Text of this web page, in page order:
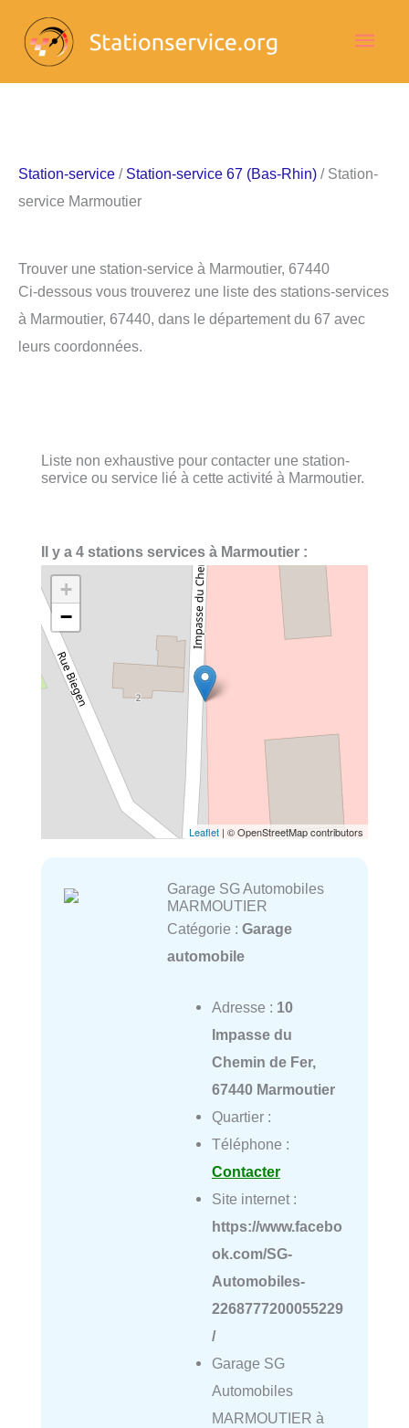
contenu
Station-service / Station-service 67 (Bas-Rhin) / Station-
service Marmoutier
Trouver une station-service à Marmoutier, 67440
Ci-dessous vous trouverez une liste des stations-services
à Marmoutier, 67440, dans le département du 67 avec
leurs coordonnées.
Liste non exhaustive pour contacter une station-
service ou service lié à cette activité à Marmoutier.
Il y a 4 stations services à Marmoutier :
+
−
Leaflet | © OpenStreetMap contributors
Garage SG Automobiles
MARMOUTIER
Catégorie : Garage
automobile
Adresse : 10
Impasse du
Chemin de Fer,
67440 Marmoutier
Quartier :
Téléphone :
Contacter
Site internet :
https://www.facebo
ok.com/SG-
Automobiles-
2268777200055229
/
Garage SG
Automobiles
MARMOUTIER à